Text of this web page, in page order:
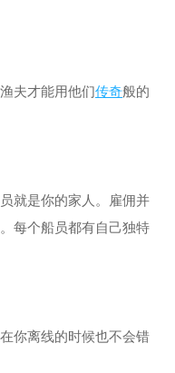
夫才能用他们传奇般的
就是你的家人。雇佣并
每个船员都有自己独特
你离线的时候也不会错